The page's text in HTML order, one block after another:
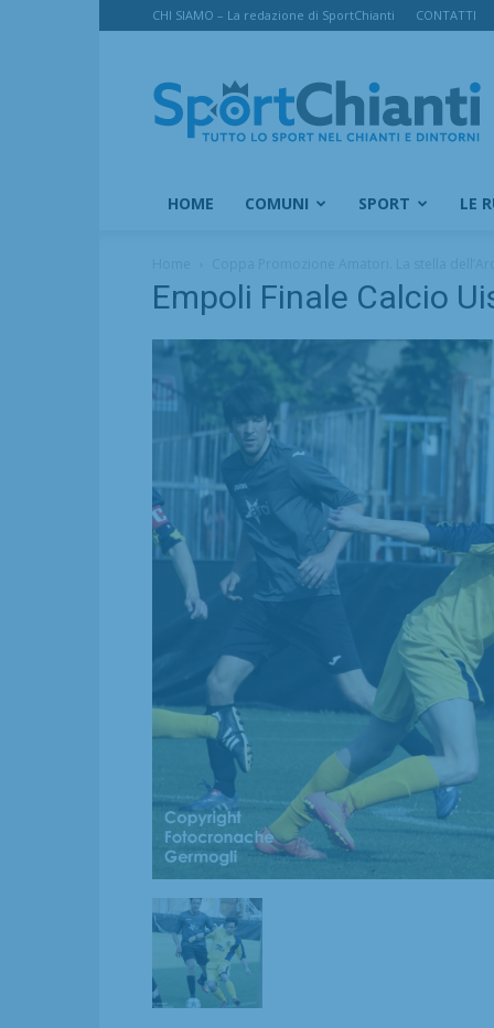
CHI SIAMO – La redazione di SportChianti CONTATTI
SportChianti
HOME COMUNI SPORT LE
Empoli Finale Calcio